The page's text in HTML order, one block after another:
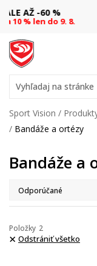
Vyhľadaj na stránke
Sport Vision
Bandáže a ortézy
Bandáže a
2
Položky
Odstrániť všetko